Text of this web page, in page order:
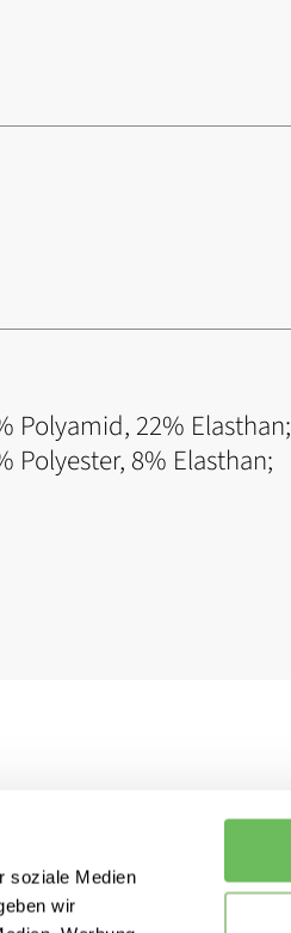
soziale Medien
wir
Polyamid, 22% Elasthan;
Polyester, 8% Elasthan;